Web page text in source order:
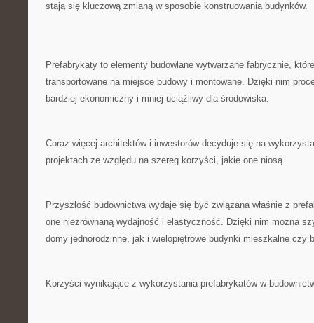
stają⁢ się kluczową ⁢zmianą w sposobie konstruowania budynków.
Prefabrykaty to elementy ‌budowlane⁢ wytwarzane fabrycznie,‍
transportowane na ‍miejsce budowy i montowane. Dzięki nim
bardziej ekonomiczny i mniej uciążliwy dla środowiska.
Coraz więcej⁤ architektów‍ i inwestorów decyduje się na
⁢projektach‍ ze względu na szereg korzyści, jakie one niosą.
Przyszłość budownictwa wydaje się być związana właśnie z
one niezrównaną wydajność i elastyczność. Dzięki nim można
domy jednorodzinne, jak i wielopiętrowe​ budynki mieszkalne czy
Korzyści ⁣wynikające z wykorzystania prefabrykatów w